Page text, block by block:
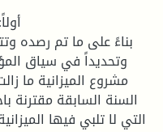
بناءً على ما تم رصده
وتحديداً في سياق
مشروع الميزانية ما
السنة السابقة مقترنة
التي لا تلبي فيها